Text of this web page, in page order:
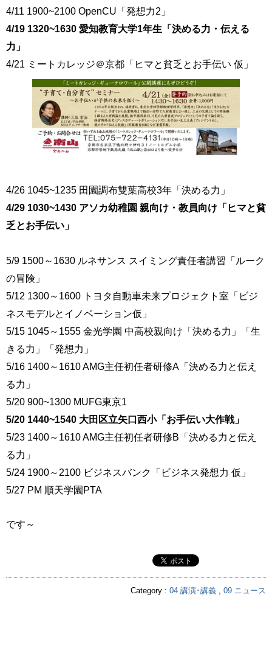
4/11 1900~2100 OpenCU「発想力2」
4/19 1320~1630 愛知教育大学1年生「決める力・伝える
力」
4/21 ミートカレッジ＠京都「ヒマと貧乏とお手伝い 仮」
4/26 1045~1235 田園調布雙葉高校3年「決める力」
4/29 1030~1430 アソカ幼稚園 親向け・教員向け「ヒマと貧
乏とお手伝い」
5/9 1500～1630 ルネサンス スイミング責任者講習「ルーク
の冒険」
5/12 1300～1600 トヨタ自動車未来プロジェクト室「ビジ
ネスモデルとイノベーション仮」
5/15 1045～1555 金光学園 中高校親向け「決める力」「生
きる力」「発想力」
5/16 1400～1610 AMG主任初任者研修A「決める力と伝え
る力」
5/20 900~1300 MUFG東京1
5/20 1440~1540 大田区立矢口西小「お手伝い大作戦」
5/23 1400～1610 AMG主任初任者研修B「決める力と伝え
る力」
5/24 1900～2100 ビジネスバンク「ビジネス発想力 仮」
5/27 PM 順天学園PTA
です～
Category : 04 講演･講義 09 ニュース